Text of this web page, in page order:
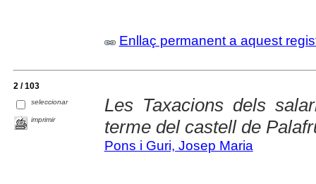
Enllaç permanent a aquest
2 / 103
seleccionar
imprimir
Les Taxacions dels
terme del castell de
Pons i Guri, Josep Maria